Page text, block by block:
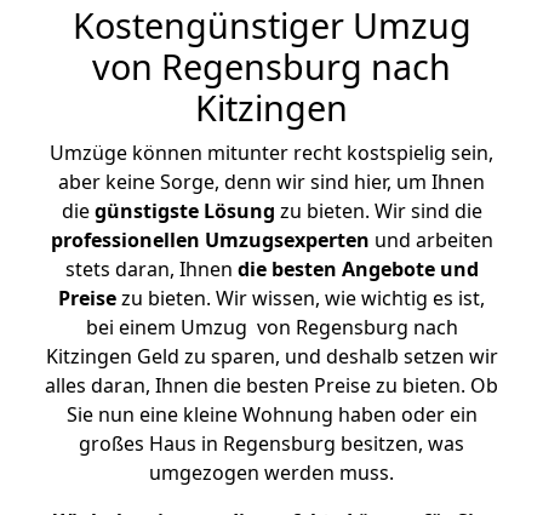
Kostengünstiger Umzug
von Regensburg nach
Kitzingen
Umzüge können mitunter recht kostspielig sein,
aber keine Sorge, denn wir sind hier, um Ihnen
diegünstigste Lösung zu bieten. Wir sind die
professionellen Umzugsexperten und arbeiten
stets daran, Ihnen die besten Angebote und
Preisezu bieten. Wir wissen, wie wichtig es ist,
bei einem Umzug von Regensburg nach
Kitzingen Geld zu sparen, und deshalb setzen wir
alles daran, Ihnen die besten Preise zu bieten. Ob
Sie nun eine kleine Wohnung haben oder ein
großes Haus in Regensburg besitzen, was
umgezogen werden muss.